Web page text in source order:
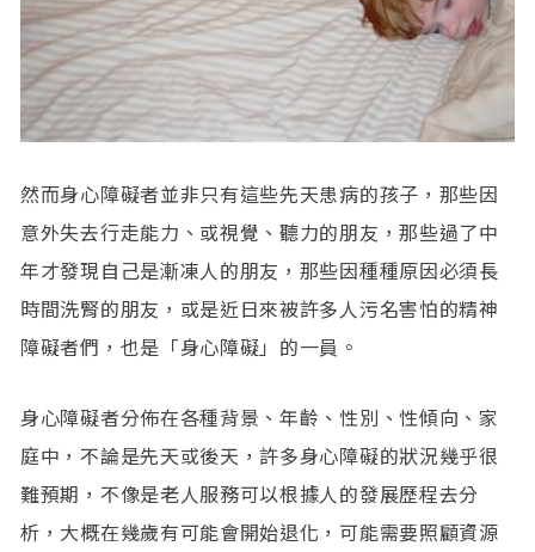
然而身心障礙者並非只有這些先天患病的孩子，那些因
意外失去行走能力、或視覺、聽力的朋友，那些過了中
年才發現自己是漸凍人的朋友，那些因種種原因必須長
時間洗腎的朋友，或是近日來被許多人污名害怕的精神
障礙者們，也是「身心障礙」的一員。
身心障礙者分佈在各種背景、年齡、性別、性傾向、家
庭中，不論是先天或後天，許多身心障礙的狀況幾乎很
難預期，不像是老人服務可以根據人的發展歷程去分
析，大概在幾歲有可能會開始退化，可能需要照顧資源